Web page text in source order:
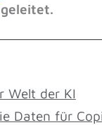
Welt der KI
Daten für